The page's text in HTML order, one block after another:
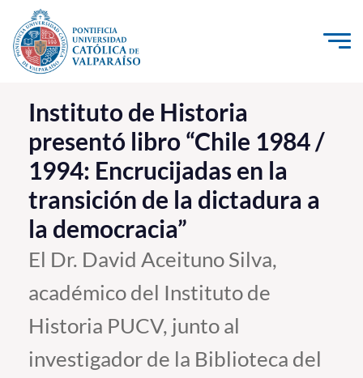
Click acá para ir directamente al contenido
La Universidad
Investigación, Creación e Innovación
PUCV Internacional
Vinculación con el Medio
Admisión
Pregrado
Postgrado
Formación Continua
Instituto de Historia
presentó libro “Chile 1984 /
1994: Encrucijadas en la
transición de la dictadura a
la democracia”
El Dr. David Aceituno Silva,
académico del Instituto de
Historia PUCV, junto al
investigador de la Biblioteca del